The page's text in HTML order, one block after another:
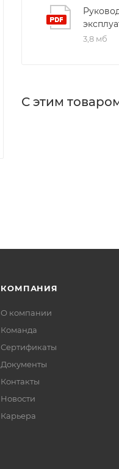
3,8 мб
С этим
КОМПАНИЯ
О компании
Команда
Сертификаты
Документы
Контакты
Новости
Карьера